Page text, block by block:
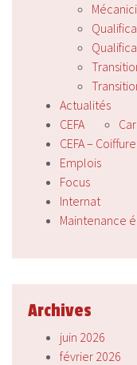
Actualités
CEFA
CEFA – Coiffure
Emplois
Focus
Internat
Maintenance
Archives
juin 2026
février 2026